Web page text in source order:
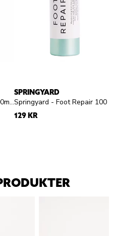
Springyard - Foot Spray 100ml - Fotspray
SPRINGYARD
129 KR